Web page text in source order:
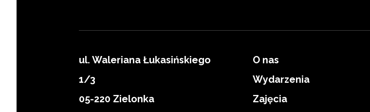
ul. Waleriana Łukasińskiego
1/3
05-220 Zielonka
O nas
Wydarzenia
Zajęcia